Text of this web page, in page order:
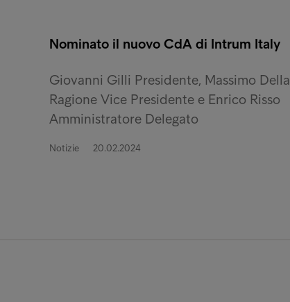
Nominato il nuovo CdA di Intrum Italy
Giovanni Gilli Presidente, Massimo Della
Ragione Vice Presidente e Enrico Risso
Amministratore Delegato
Notizie 20.02.2024